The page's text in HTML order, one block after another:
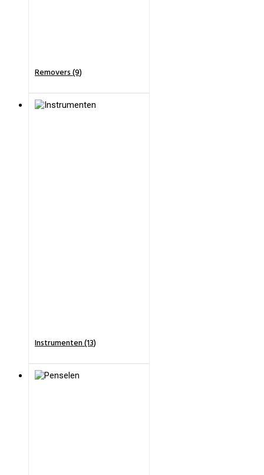
Removers (9)
Instrumenten (13)